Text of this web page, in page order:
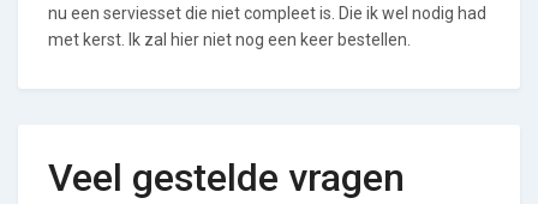
nu een serviesset die niet compleet is. Die ik wel nodig had
met kerst. Ik zal hier niet nog een keer bestellen.
Veel gestelde vragen